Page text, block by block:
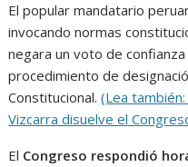
El popular mandatario
invocando normas
negara un voto de
procedimiento de
Constitucional.(Lea
Vizcarra disuelve el
El Congreso respondió